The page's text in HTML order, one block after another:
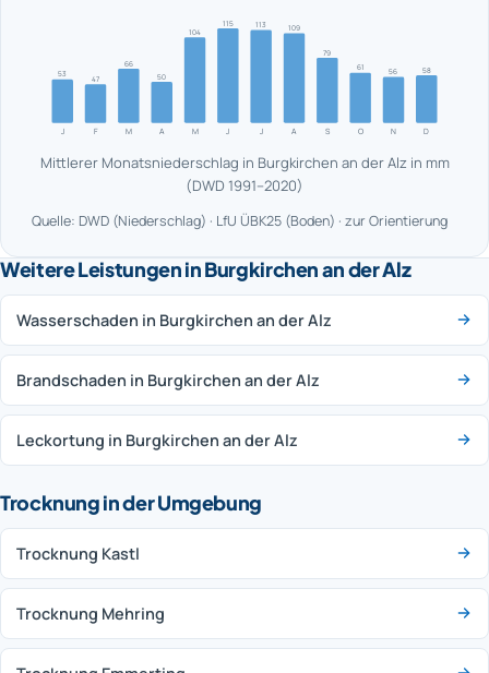
J
53
F
47
M
66
A
50
M
104
J
115
J
113
A
109
S
79
O
61
N
56
D
58
Mittlerer Monatsniederschlag in Burgkirchen an der Alz in mm
(DWD 1991–2020)
Quelle: DWD (Niederschlag) · LfU ÜBK25 (Boden) · zur Orientierung
Weitere Leistungen in Burgkirchen an der Alz
Wasserschaden in Burgkirchen an der Alz
Brandschaden in Burgkirchen an der Alz
Leckortung in Burgkirchen an der Alz
Trocknung in der Umgebung
Trocknung Kastl
Trocknung Mehring